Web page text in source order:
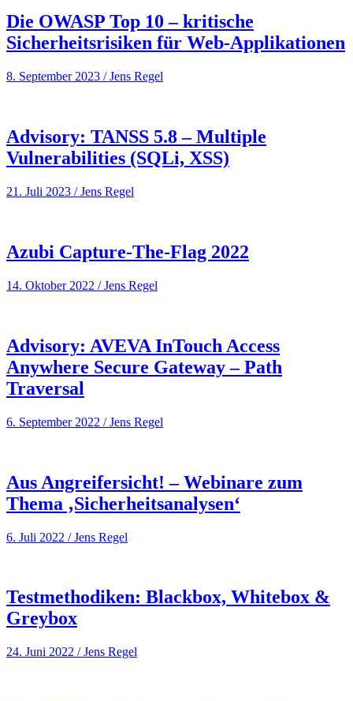
Die OWASP Top 10 – kritische
Sicherheitsrisiken für Web-Applikationen
8. September 2023 /Jens Regel
Advisory: TANSS 5.8 – Multiple
Vulnerabilities (SQLi, XSS)
21. Juli 2023 /Jens Regel
Azubi Capture-The-Flag 2022
14. Oktober 2022 /Jens Regel
Advisory: AVEVA InTouch Access
Anywhere Secure Gateway – Path
Traversal
6. September 2022 /Jens Regel
Aus Angreifersicht! – Webinare zum
Thema ‚Sicherheitsanalysen‘
6. Juli 2022 /Jens Regel
Testmethodiken: Blackbox, Whitebox &
Greybox
24. Juni 2022 /Jens Regel